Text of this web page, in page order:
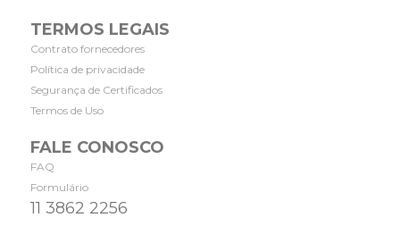
TERMOS LEGAIS
Contrato fornecedores
Política de privacidade
Segurança de Certificados
Termos de Uso
FALE CONOSCO
FAQ
Formulário
11 3862 2256